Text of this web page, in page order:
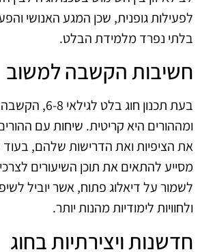
לפעילות גופנית, שכן המגע האנושי
בלתי נפרד מלמידת הבלט.
חשיבות הקשבה למשוב
בעת תכנון חוג
ומההורים היא קריטית. שיחות עם
את הציפיות ואת הדרישות שלהם,
מסייע להתאים את תוכן השיעורים
לשמור על דיאלוג פתוח, אשר יוביל
ולחוויות לימודיות מהנות יותר.
חדשנות ויצירתיות בחוג